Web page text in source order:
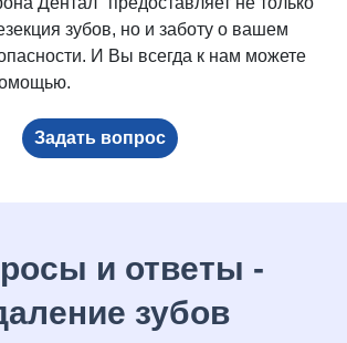
зубов, но и заботу о вашем
И Вы всегда к нам можете
Задать вопрос
и ответы -
зубов